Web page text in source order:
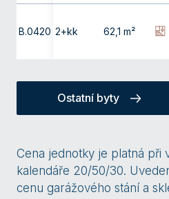
B.0420 2+kk 62,1 m²
Ostatní byty
Cena jednotky je platná při
kalendáře 20/50/30.
cenu garážového stání a